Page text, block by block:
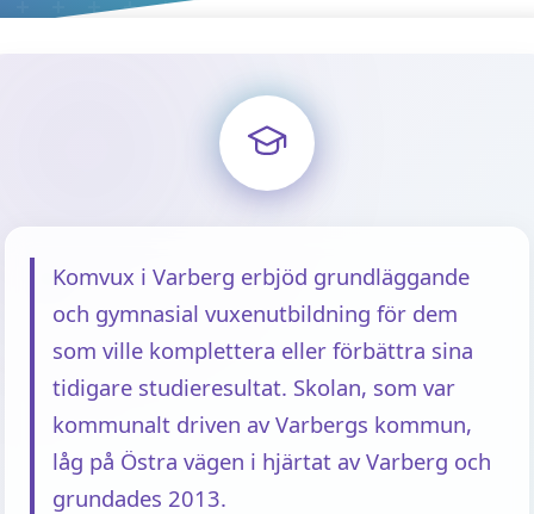
Komvux i Varberg erbjöd grundläggande
och gymnasial vuxenutbildning för dem
som ville komplettera eller förbättra sina
tidigare studieresultat. Skolan, som var
kommunalt driven av Varbergs kommun,
låg på Östra vägen i hjärtat av Varberg och
grundades 2013.